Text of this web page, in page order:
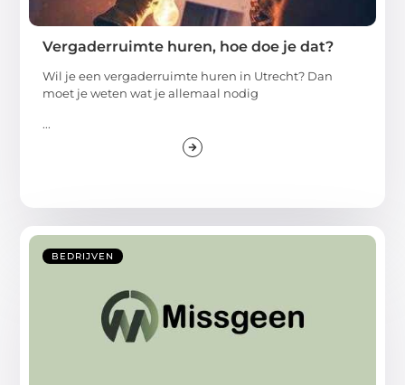
Vergaderruimte huren, hoe doe je dat?
Wil je een vergaderruimte huren in Utrecht? Dan
moet je weten wat je allemaal nodig
...
BEDRIJVEN